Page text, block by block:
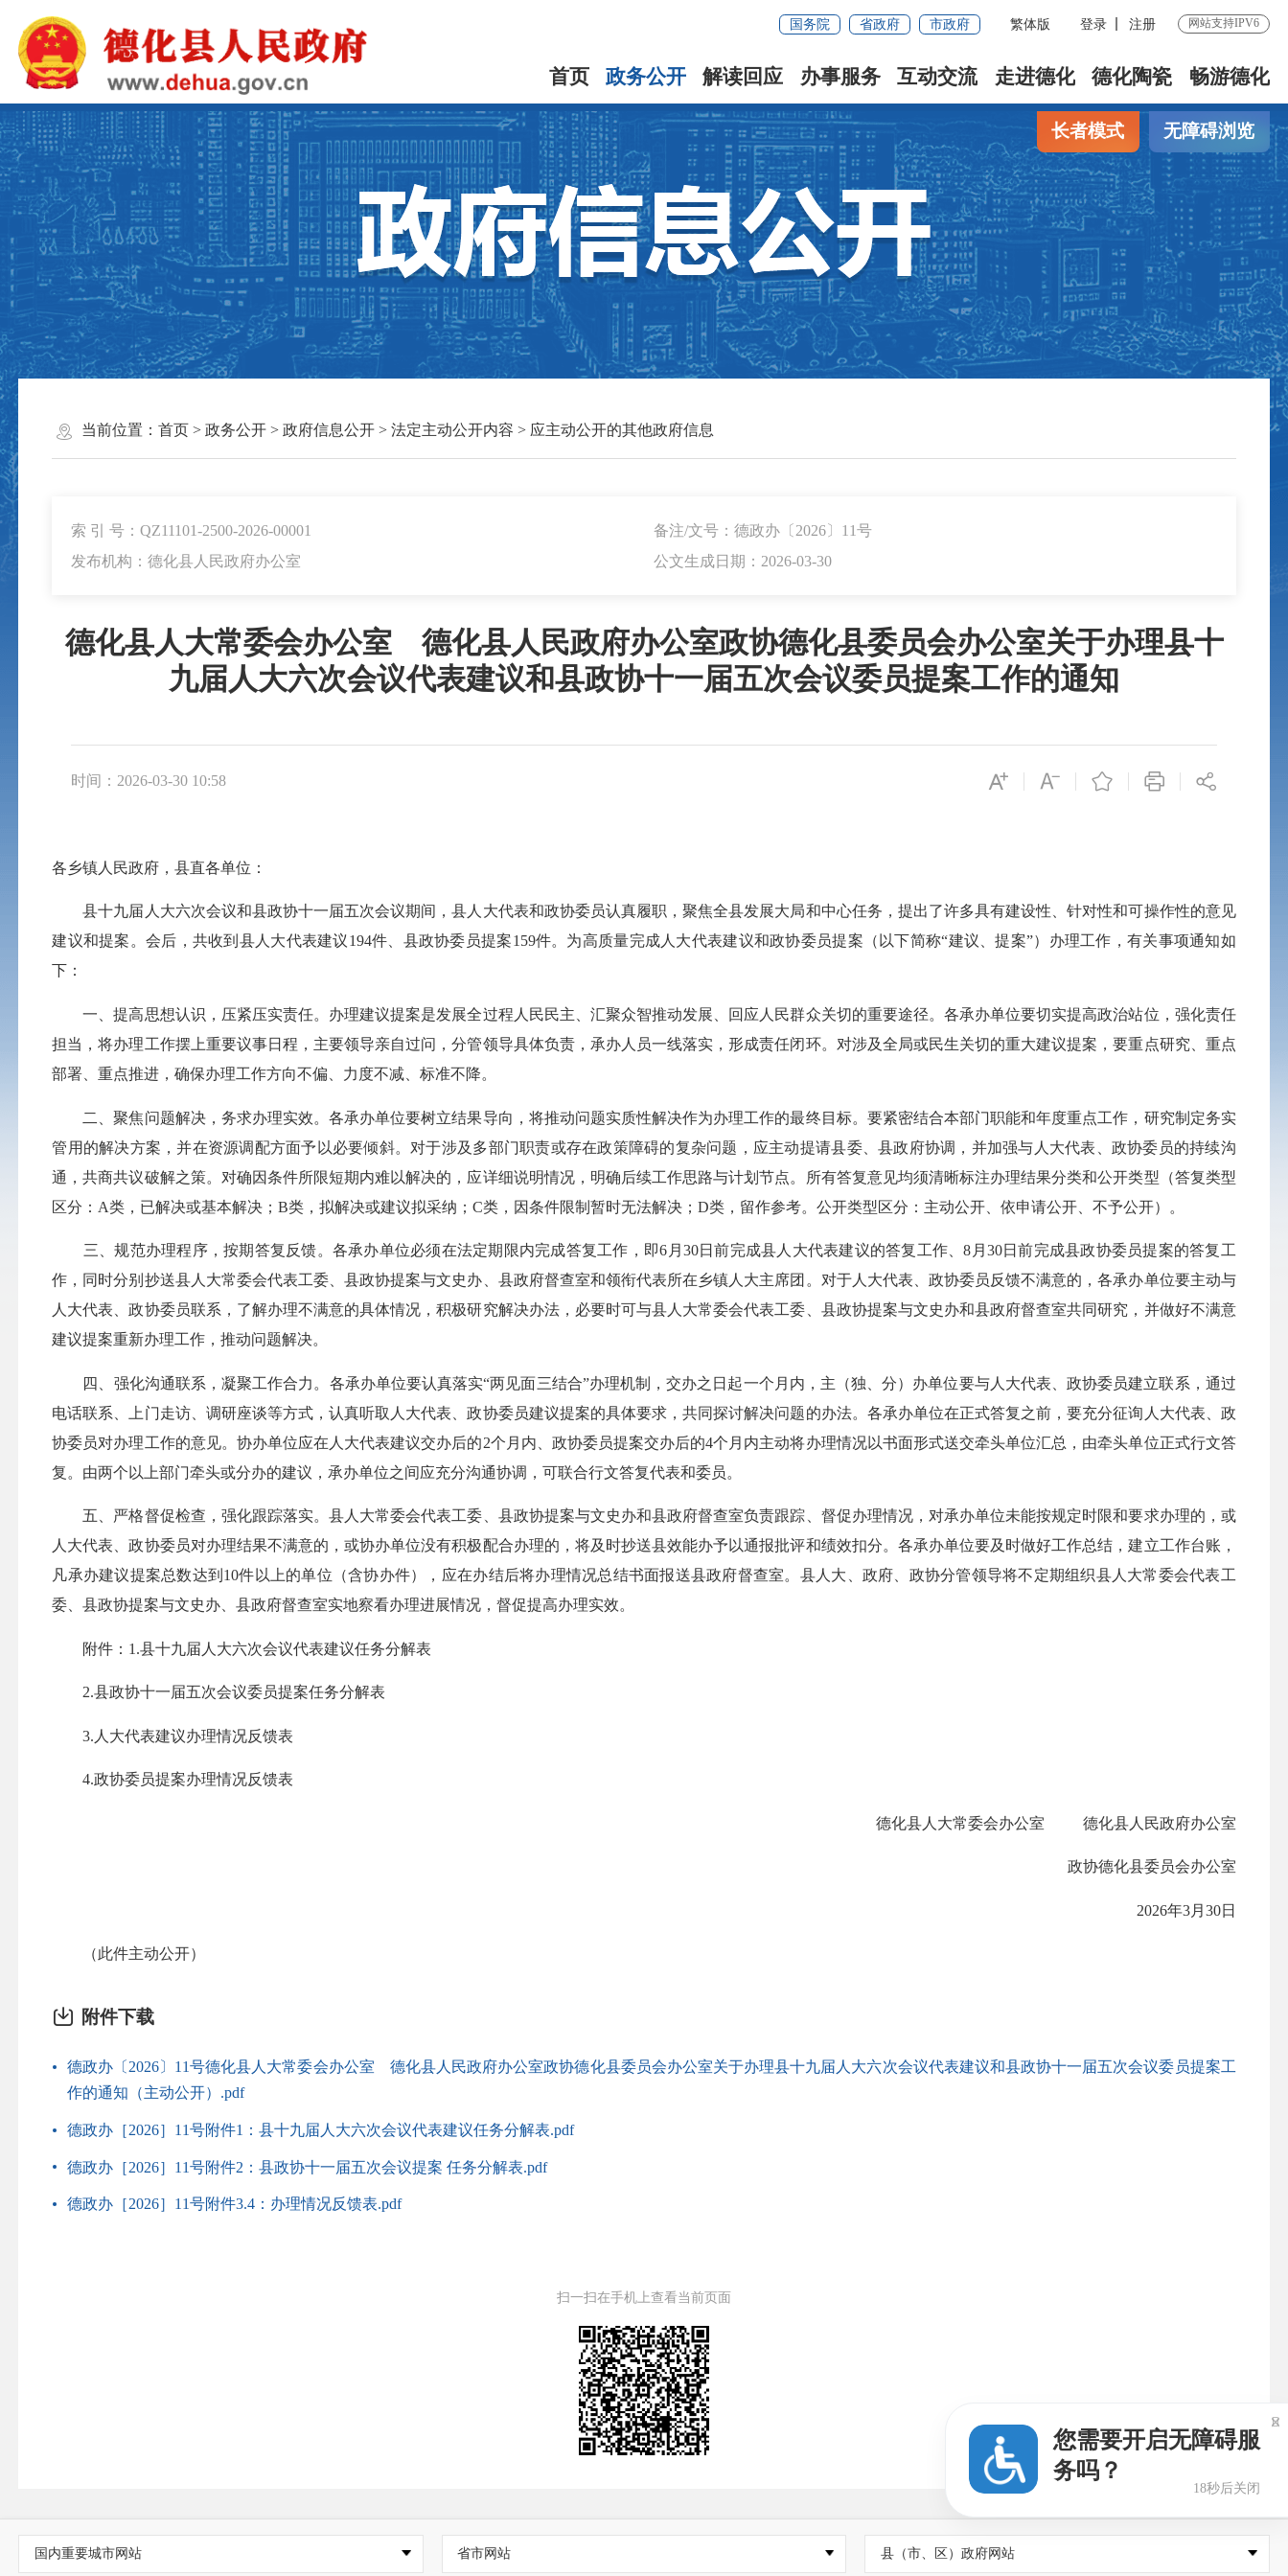
国务院 省政府 市政府 繁体版 登录 注册 网站支持IPV6
首页 政务公开 解读回应 办事服务 互动交流 走进德化 德化陶瓷 畅游德化
长者模式 无障碍浏览
当前位置： 首页> 政务公开> 政府信息公开> 法定主动公开内容 > 应主动公开的其他政府信息
索 引 号：QZ11101-2500-2026-00001
备注/文号：德政办〔2026〕11号
发布机构：德化县人民政府办公室
公文生成日期：2026-03-30
德化县人大常委会办公室 德化县人民政府办公室政协德化县委员会办公室关于办理县十
九届人大六次会议代表建议和县政协十一届五次会议委员提案工作的通知
时间：2026-03-30 10:58
各乡镇人民政府，县直各单位：
县十九届人大六次会议和县政协十一届五次会议期间，县人大代表和政协委员认真履职，聚焦全县发展大局和中心任务，提出了许多具有建设性、针对性和可操作性的意见
建议和提案。会后，共收到县人大代表建议194件、县政协委员提案159件。为高质量完成人大代表建议和政协委员提案（以下简称“建议、提案”）办理工作，有关事项通知如
下：
一、提高思想认识，压紧压实责任。办理建议提案是发展全过程人民民主、汇聚众智推动发展、回应人民群众关切的重要途径。各承办单位要切实提高政治站位，强化责任
担当，将办理工作摆上重要议事日程，主要领导亲自过问，分管领导具体负责，承办人员一线落实，形成责任闭环。对涉及全局或民生关切的重大建议提案，要重点研究、重点
部署、重点推进，确保办理工作方向不偏、力度不减、标准不降。
二、聚焦问题解决，务求办理实效。各承办单位要树立结果导向，将推动问题实质性解决作为办理工作的最终目标。要紧密结合本部门职能和年度重点工作，研究制定务实
管用的解决方案，并在资源调配方面予以必要倾斜。对于涉及多部门职责或存在政策障碍的复杂问题，应主动提请县委、县政府协调，并加强与人大代表、政协委员的持续沟
通，共商共议破解之策。对确因条件所限短期内难以解决的，应详细说明情况，明确后续工作思路与计划节点。所有答复意见均须清晰标注办理结果分类和公开类型（答复类型
区分：A类，已解决或基本解决；B类，拟解决或建议拟采纳；C类，因条件限制暂时无法解决；D类，留作参考。公开类型区分：主动公开、依申请公开、不予公开）。
三、规范办理程序，按期答复反馈。各承办单位必须在法定期限内完成答复工作，即6月30日前完成县人大代表建议的答复工作、8月30日前完成县政协委员提案的答复工
作，同时分别抄送县人大常委会代表工委、县政协提案与文史办、县政府督查室和领衔代表所在乡镇人大主席团。对于人大代表、政协委员反馈不满意的，各承办单位要主动与
人大代表、政协委员联系，了解办理不满意的具体情况，积极研究解决办法，必要时可与县人大常委会代表工委、县政协提案与文史办和县政府督查室共同研究，并做好不满意
建议提案重新办理工作，推动问题解决。
四、强化沟通联系，凝聚工作合力。各承办单位要认真落实“两见面三结合”办理机制，交办之日起一个月内，主（独、分）办单位要与人大代表、政协委员建立联系，通过
电话联系、上门走访、调研座谈等方式，认真听取人大代表、政协委员建议提案的具体要求，共同探讨解决问题的办法。各承办单位在正式答复之前，要充分征询人大代表、政
协委员对办理工作的意见。协办单位应在人大代表建议交办后的2个月内、政协委员提案交办后的4个月内主动将办理情况以书面形式送交牵头单位汇总，由牵头单位正式行文答
复。由两个以上部门牵头或分办的建议，承办单位之间应充分沟通协调，可联合行文答复代表和委员。
五、严格督促检查，强化跟踪落实。县人大常委会代表工委、县政协提案与文史办和县政府督查室负责跟踪、督促办理情况，对承办单位未能按规定时限和要求办理的，或
人大代表、政协委员对办理结果不满意的，或协办单位没有积极配合办理的，将及时抄送县效能办予以通报批评和绩效扣分。各承办单位要及时做好工作总结，建立工作台账，
凡承办建议提案总数达到10件以上的单位（含协办件），应在办结后将办理情况总结书面报送县政府督查室。县人大、政府、政协分管领导将不定期组织县人大常委会代表工
委、县政协提案与文史办、县政府督查室实地察看办理进展情况，督促提高办理实效。
附件：1.县十九届人大六次会议代表建议任务分解表
2.县政协十一届五次会议委员提案任务分解表
3.人大代表建议办理情况反馈表
4.政协委员提案办理情况反馈表
德化县人大常委会办公室 德化县人民政府办公室
政协德化县委员会办公室
2026年3月30日
（此件主动公开）
附件下载
德政办〔2026〕11号德化县人大常委会办公室 德化县人民政府办公室政协德化县委员会办公室关于办理县十九届人大六次会议代表建议和县政协十一届五次会议委员提案工
作的通知（主动公开）.pdf
德政办［2026］11号附件1：县十九届人大六次会议代表建议任务分解表.pdf
德政办［2026］11号附件2：县政协十一届五次会议提案 任务分解表.pdf
德政办［2026］11号附件3.4：办理情况反馈表.pdf
扫一扫在手机上查看当前页面
国内重要城市网站 省市网站 县（市、区）政府网站
您需要开启无障碍服
务吗？
17秒后关闭
